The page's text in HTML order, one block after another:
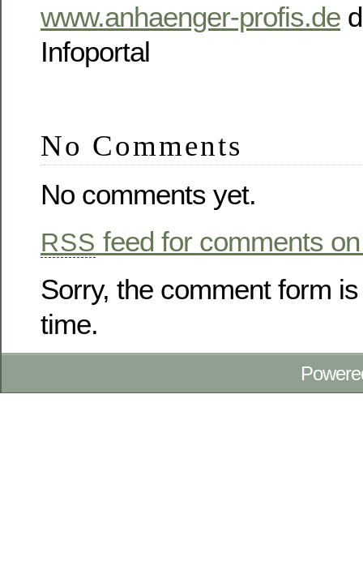
www.anhaenger-profis.de
Infoportal
No Comments
No comments yet.
RSS feed for comments
Sorry, the comment form
time.